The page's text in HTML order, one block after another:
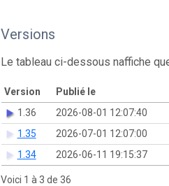
Versions
Le tableau ci-dessous naffiche
Version Publié le
1.36
2026-08-01 12:07:40
1.35
2026-07-01 12:07:00
1.34
2026-06-11 19:15:37
Voici 1 à 3 de 36